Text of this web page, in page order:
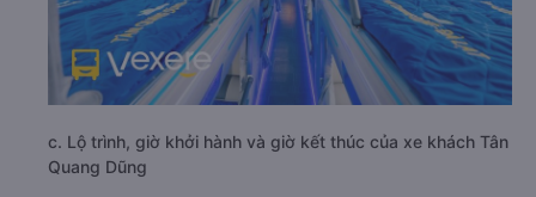
c. Lộ trình, giờ khởi hành và giờ kết thúc của xe khách Tân
Quang Dũng